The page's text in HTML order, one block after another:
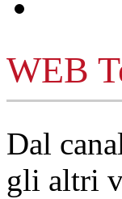
WEB
Dal
gli altri